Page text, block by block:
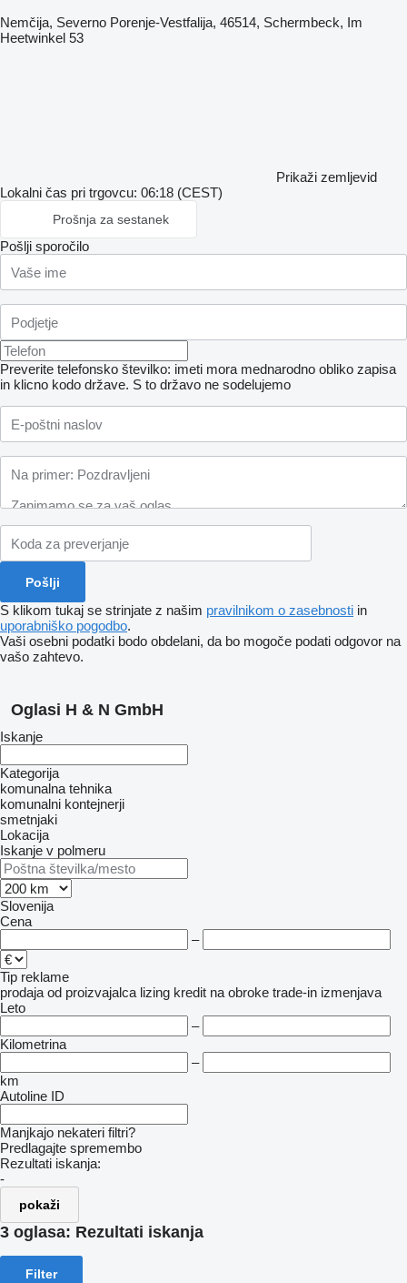
Nemčija, Severno Porenje-Vestfalija, 46514, Schermbeck, Im
Heetwinkel 53
Prikaži zemljevid
Lokalni čas pri trgovcu: 06:18 (CEST)
Prošnja za sestanek
Pošlji sporočilo
Preverite telefonsko številko: imeti mora mednarodno obliko zapisa
in klicno kodo države. S to državo ne sodelujemo
S klikom tukaj se strinjate z našim pravilnikom o zasebnosti in
uporabniško pogodbo.
Vaši osebni podatki bodo obdelani, da bo mogoče podati odgovor na
vašo zahtevo.
Oglasi H & N GmbH
Iskanje
Kategorija
komunalna tehnika
komunalni kontejnerji
smetnjaki
Lokacija
Iskanje v polmeru
Slovenija
Cena
–
Tip reklame
prodaja od proizvajalca lizing kredit na obroke trade-in izmenjava
Leto
–
Kilometrina
–
km
Autoline ID
Manjkajo nekateri filtri?
Predlagajte spremembo
Rezultati iskanja:
-
pokaži
3 oglasa: Rezultati iskanja
Filter